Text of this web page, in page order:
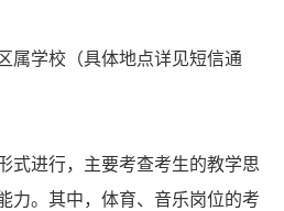
学校（具体地点详见短信通
进行，主要考查考生的教学思
力。其中，体育、音乐岗位的考